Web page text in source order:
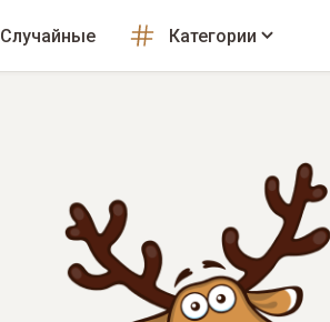
Случайные Категории